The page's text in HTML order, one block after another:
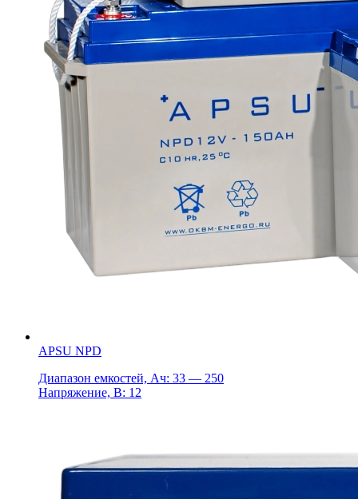
APSU NPD
Диапазон емкостей, Ач: 33 — 250
Напряжение, В: 12